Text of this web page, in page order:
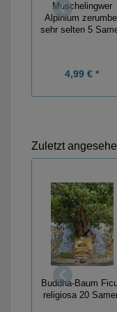
Muschelingwer
Alpinium
sehr selten 5
4,99 € *
Zuletzt
Buddha-Baum
religiosa 20